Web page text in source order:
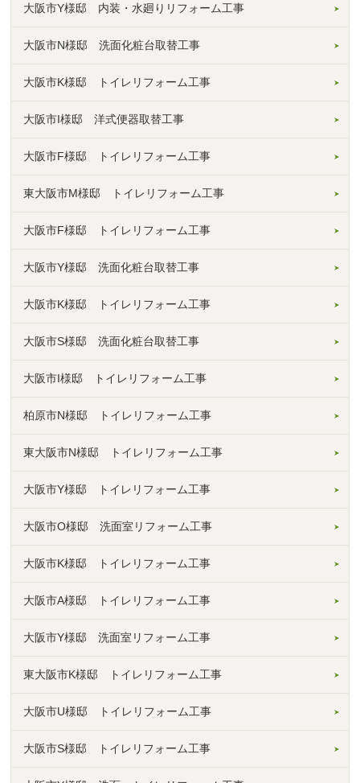
大阪市Y様邸 内装・水廻りリフォーム工事
大阪市N様邸 洗面化粧台取替工事
大阪市K様邸 トイレリフォーム工事
大阪市I様邸 洋式便器取替工事
大阪市F様邸 トイレリフォーム工事
東大阪市M様邸 トイレリフォーム工事
大阪市F様邸 トイレリフォーム工事
大阪市Y様邸 洗面化粧台取替工事
大阪市K様邸 トイレリフォーム工事
大阪市S様邸 洗面化粧台取替工事
大阪市I様邸 トイレリフォーム工事
柏原市N様邸 トイレリフォーム工事
東大阪市N様邸 トイレリフォーム工事
大阪市Y様邸 トイレリフォーム工事
大阪市O様邸 洗面室リフォーム工事
大阪市K様邸 トイレリフォーム工事
大阪市A様邸 トイレリフォーム工事
大阪市Y様邸 洗面室リフォーム工事
東大阪市K様邸 トイレリフォーム工事
大阪市U様邸 トイレリフォーム工事
大阪市S様邸 トイレリフォーム工事